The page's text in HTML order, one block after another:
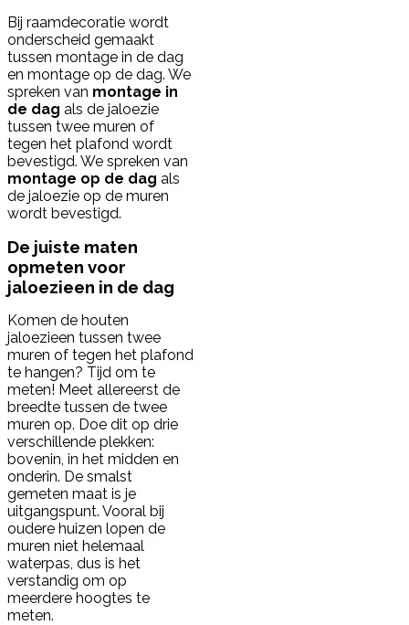
Bij raamdecoratie wordt
onderscheid gemaakt
tussen montage in de dag
en montage op de dag. We
spreken van montage in
de dag als de jaloezie
tussen twee muren of
tegen het plafond wordt
bevestigd. We spreken van
montage op de dag als
de jaloezie op de muren
wordt bevestigd.
De juiste maten
opmeten voor
jaloezieen in de dag
Komen de houten
jaloezieen tussen twee
muren of tegen het plafond
te hangen? Tijd om te
meten! Meet allereerst de
breedte tussen de twee
muren op. Doe dit op drie
verschillende plekken:
bovenin, in het midden en
onderin. De smalst
gemeten maat is je
uitgangspunt. Vooral bij
oudere huizen lopen de
muren niet helemaal
waterpas, dus is het
verstandig om op
meerdere hoogtes te
meten.